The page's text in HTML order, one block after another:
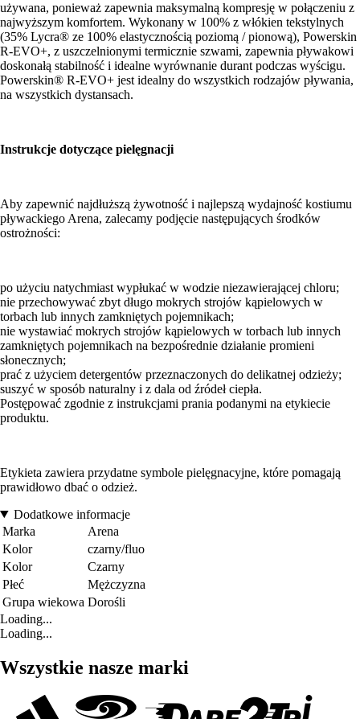
używana, ponieważ zapewnia maksymalną kompresję w połączeniu z
najwyższym komfortem. Wykonany w 100% z włókien tekstylnych
(35% Lycra® ze 100% elastycznością poziomą / pionową), Powerskin
R-EVO+, z uszczelnionymi termicznie szwami, zapewnia pływakowi
doskonałą stabilność i idealne wyrównanie durant podczas wyścigu.
Powerskin® R-EVO+ jest idealny do wszystkich rodzajów pływania,
na wszystkich dystansach.
Instrukcje dotyczące pielęgnacji
Aby zapewnić najdłuższą żywotność i najlepszą wydajność kostiumu
pływackiego Arena, zalecamy podjęcie następujących środków
ostrożności:
po użyciu natychmiast wypłukać w wodzie niezawierającej chloru;
nie przechowywać zbyt długo mokrych strojów kąpielowych w
torbach lub innych zamkniętych pojemnikach;
nie wystawiać mokrych strojów kąpielowych w torbach lub innych
zamkniętych pojemnikach na bezpośrednie działanie promieni
słonecznych;
prać z użyciem detergentów przeznaczonych do delikatnej odzieży;
suszyć w sposób naturalny i z dala od źródeł ciepła.
Postępować zgodnie z instrukcjami prania podanymi na etykiecie
produktu.
Etykieta zawiera przydatne symbole pielęgnacyjne, które pomagają
prawidłowo dbać o odzież.
Dodatkowe informacje
Marka
Arena
Kolor
czarny/fluo
Kolor
Czarny
Płeć
Mężczyzna
Grupa wiekowa Dorośli
Loading...
Loading...
Wszystkie nasze marki